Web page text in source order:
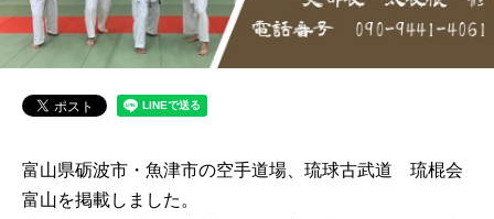
富山県砺波市・魚津市の空手道場、琉球古武道 琉棍会
富山を掲載しました。